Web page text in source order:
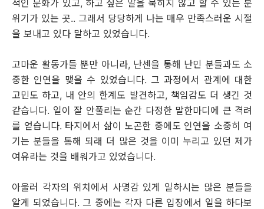
적인 문화가 있고, 하고 싶은 말을 묵히지 않고 할 수 있는 분
위기가 있는 곳.. 그래서 당당하게 나는 매우 만족스러운 시절
을 보내고 있다 말하고 있었습니다.
고마운 활동가들 뿐만 아니라, 난센을 통해 난민 분들과도 소
중한 인연을 맺을 수 있었습니다. 그 과정에서 관계에 대한
고민도 하고, 내 안의 한계도 발견하고, 책임감도 더 생긴 것
같습니다. 일이 잘 안풀리는 순간 다정한 말한마디에 큰 격려
를 얻습니다. 타지에서 삶이 노곤한 중에도 인연을 소중히 여
기는 분들을 통해 되래 더 많은 것을 이미 누리고 있던 제가
여유라는 것을 배워가고 있었습니다.
아울러 각자의 위치에서 사명감 있게 일하시는 많은 분들을
알게 되었습니다. 그 중에는 각자 다른 입장에서 일을 하다보